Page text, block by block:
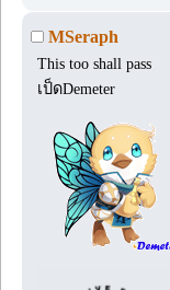
MSeraph
This too shall pass
เป็ดDemeter